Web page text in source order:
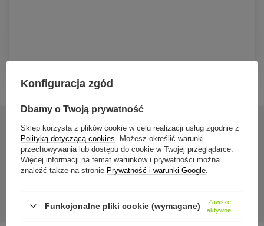
24 miesiące gwarancji
Gwarancja 24 miesiące od dnia zakupu. Wymagany dowód
Konfiguracja zgód
Dbamy o Twoją prywatność
Sklep korzysta z plików cookie w celu realizacji usług zgodnie z
Polityką dotyczącą cookies . Możesz określić warunki
przechowywania lub dostępu do cookie w Twojej przeglądarce.
Więcej informacji na temat warunków i prywatności można
znaleźć także na stronie Prywatność i warunki Google
Funkcjonalne pliki cookie (wymagane)
Zawsze
aktywne